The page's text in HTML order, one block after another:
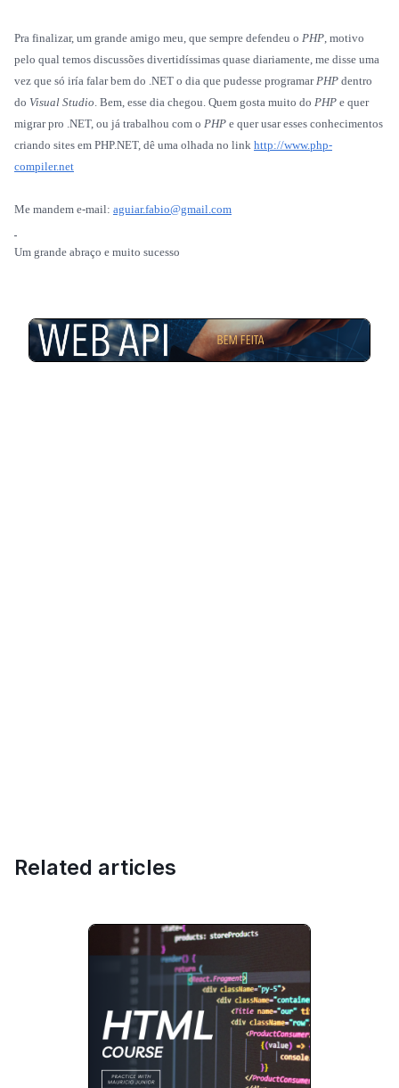
Pra finalizar, um grande amigo meu, que sempre defendeu o PHP, motivo
pelo qual temos discussões divertidíssimas quase diariamente, me disse uma
vez que só iría falar bem do .NET o dia que pudesse programarPHP dentro
do Visual Studio. Bem, esse dia chegou. Quem gosta muito do PHP e quer
migrar pro .NET, ou já trabalhou com o PHP e quer usar esses conhecimentos
criando sites em PHP.NET, dê uma olhada no link http://www.php-
compiler.net
Me mandem e-mail: aguiar.fabio@gmail.com
Um grande abraço e muito sucesso
Related articles